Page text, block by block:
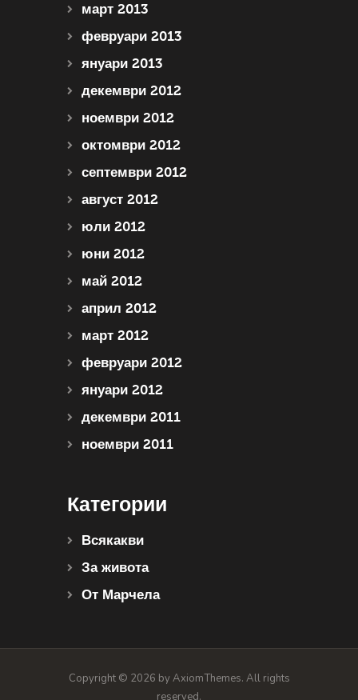
март 2013
февруари 2013
януари 2013
декември 2012
ноември 2012
октомври 2012
септември 2012
август 2012
юли 2012
юни 2012
май 2012
април 2012
март 2012
февруари 2012
януари 2012
декември 2011
ноември 2011
Категории
Всякакви
За живота
От Марчела
Copyright © 2026 by AxiomThemes. All rights
reserved.